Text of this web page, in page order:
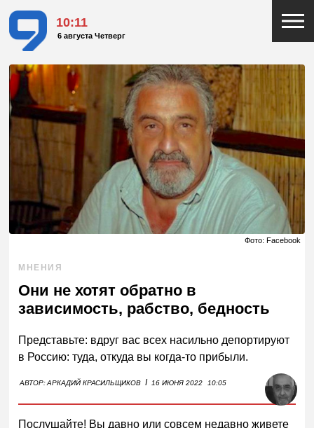
10:11
6 августа Четверг
Фото: Facebook
МНЕНИЯ
Они не хотят обратно в
зависимость, рабство, бедность
Представьте: вдруг вас всех насильно депортируют
в Россию: туда, откуда вы когда-то прибыли.
АВТОР:АРКАДИЙ КРАСИЛЬЩИКОВ I 16 ИЮНЯ 2022 10:05
Послушайте! Вы давно или совсем недавно живете